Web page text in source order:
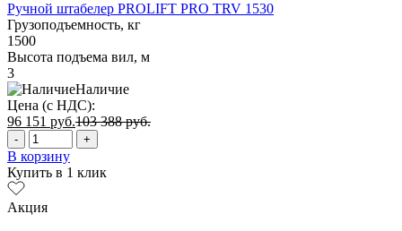
Ручной штабелер PROLIFT PRO TRV 1530
Грузоподъемность, кг
1500
Высота подъема вил, м
3
Наличие
Цена (с НДС):
96 151 руб.103 388руб.
- +
В корзину
Купить в 1 клик
Акция